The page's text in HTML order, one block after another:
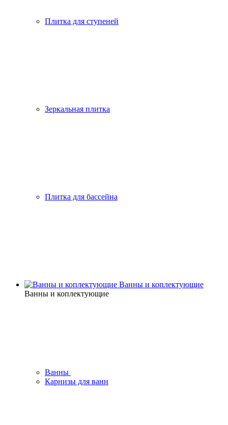
Плитка для ступеней
Зеркальная плитка
Плитка для бассейна
Ванны и коплектующие
Ванны и коплектующие
Ванны
Карнизы для ванн